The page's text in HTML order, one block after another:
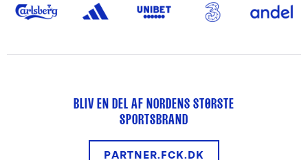
BLIV EN DEL AF NORDENS STØRSTE
SPORTSBRAND
PARTNER.FCK.DK